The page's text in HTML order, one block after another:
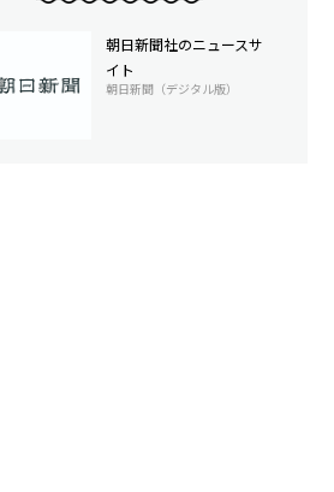
朝日新聞社のニュースサ
イト
朝日新聞（デジタル版）